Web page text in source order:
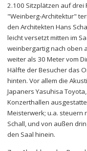
2.100 Sitzplätzen auf drei
"Weinberg-Architektur"
den Architekten Hans
leicht versetzt mitten im
weinbergartig nach oben
weiter als 30 Meter vom
Hälfte der Besucher das
hinten. Vor allem die
Japaners Yasuhisa
Konzerthallen
Meisterwerk; u.a. steuern
Schall, und von außen
den Saal hinein.